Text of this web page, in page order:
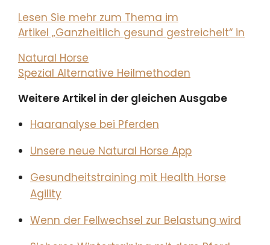
Lesen Sie mehr zum Thema im
Artikel „Ganzheitlich gesund gestreichelt“ in
Natural Horse
Spezial Alternative Heilmethoden
Weitere Artikel in der gleichen Ausgabe
Haaranalyse bei Pferden
Unsere neue Natural Horse App
Gesundheitstraining mit Health Horse
Agility
Wenn der Fellwechsel zur Belastung wird